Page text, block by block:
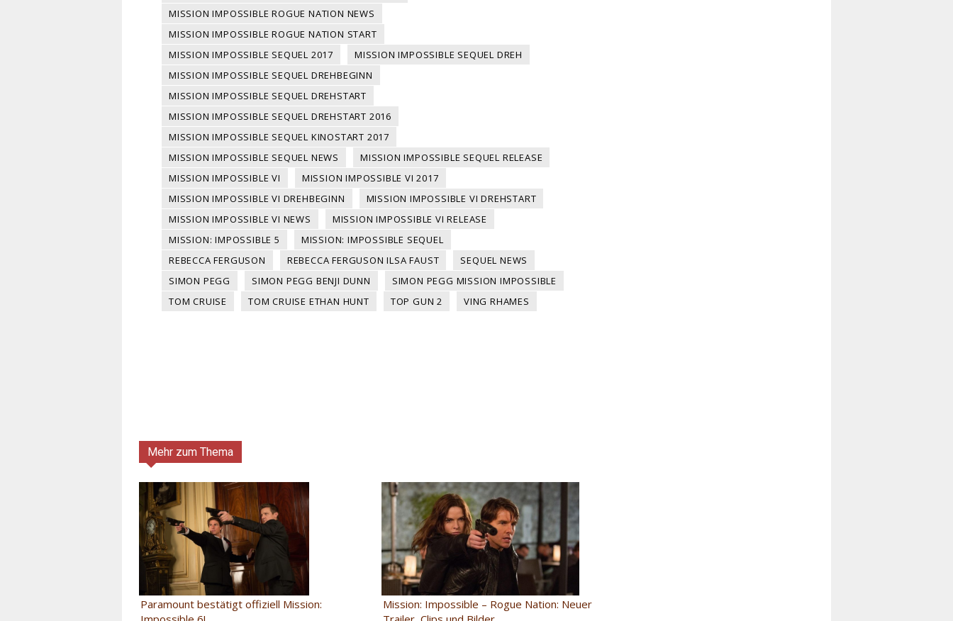
MISSION IMPOSSIBLE ROGUE NATION NEWS
MISSION IMPOSSIBLE ROGUE NATION START
MISSION IMPOSSIBLE SEQUEL 2017
MISSION IMPOSSIBLE SEQUEL DREH
MISSION IMPOSSIBLE SEQUEL DREHBEGINN
MISSION IMPOSSIBLE SEQUEL DREHSTART
MISSION IMPOSSIBLE SEQUEL DREHSTART 2016
MISSION IMPOSSIBLE SEQUEL KINOSTART 2017
MISSION IMPOSSIBLE SEQUEL NEWS
MISSION IMPOSSIBLE SEQUEL RELEASE
MISSION IMPOSSIBLE VI
MISSION IMPOSSIBLE VI 2017
MISSION IMPOSSIBLE VI DREHBEGINN
MISSION IMPOSSIBLE VI DREHSTART
MISSION IMPOSSIBLE VI NEWS
MISSION IMPOSSIBLE VI RELEASE
MISSION: IMPOSSIBLE 5
MISSION: IMPOSSIBLE SEQUEL
REBECCA FERGUSON
REBECCA FERGUSON ILSA FAUST
SEQUEL NEWS
SIMON PEGG
SIMON PEGG BENJI DUNN
SIMON PEGG MISSION IMPOSSIBLE
TOM CRUISE
TOM CRUISE ETHAN HUNT TOP GUN 2 VING RHAMES
Mehr zum Thema
Paramount bestätigt offiziell Mission:
Mission: Impossible – Rogue Nation: Neuer